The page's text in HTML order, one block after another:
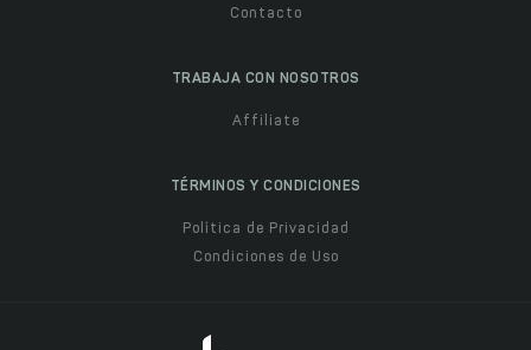
Contacto
TRABAJA CON NOSOTROS
Affiliate
TÉRMINOS Y CONDICIONES
Política de Privacidad
Condiciones de Uso